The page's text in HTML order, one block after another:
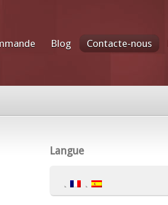
Blog Contacte-nous
Langue